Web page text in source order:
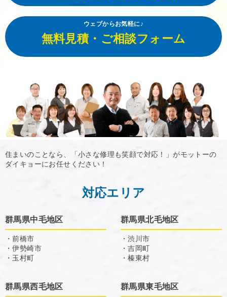
ウェブからお気軽に♪
無料見積・ご相談フォーム
住まいのことなら、「小さな修理も笑顔で対応！」がモットーの
ダイキョーにお任せください！
対応エリア
群馬県中毛地区
・前橋市
・伊勢崎市
・玉村町
群馬県北毛地区
・渋川市
・吉岡町
・榛東村
群馬県西毛地区 群馬県東毛地区